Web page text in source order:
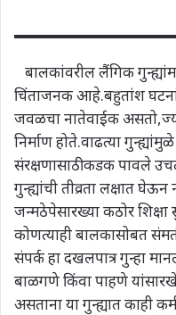
बालकांवरील लैंगिक
चिंताजनक आहे.बहुतांश
जवळचा नातेवाईक
निर्माण होते.वाढत्या
संरक्षणासाठी कडक पावले
गुन्ह्यांची तीव्रता लक्षात
जन्मठेपेसारख्या कठोर
कोणत्याही बालकासोबत
संपर्क हा दखलपात्र गुन्हा
बाळगणे किंवा पाहणे
असताना या गुन्ह्यात काही